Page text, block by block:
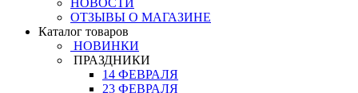
НОВОСТИ
ОТЗЫВЫ О МАГАЗИНЕ
Каталог товаров
НОВИНКИ
ПРАЗДНИКИ
14 ФЕВРАЛЯ
23 ФЕВРАЛЯ